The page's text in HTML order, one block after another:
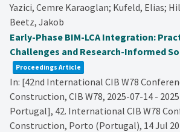
Yazici, Cemre Karaoglan; Kufeld, Elias;
Beetz, Jakob
Early-Phase BIM-LCA Integration:
Challenges and Research-Informed
Proceedings Article
In: [42nd International CIB W78
Construction, CIB W78, 2025-07-14 -
Portugal], 42. International CIB W78
Construction, Porto (Portugal), 14 Jul